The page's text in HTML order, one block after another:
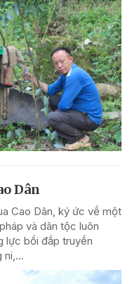
Dân
Cao Dân, ký ức về một
và dân tộc luôn
lực bồi đắp truyền
ni,...